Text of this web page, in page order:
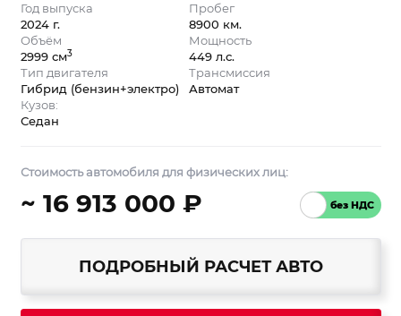
Год выпуска
2024 г.
Пробег
8900 км.
Объём
2999 см3
Мощность
449 л.с.
Тип двигателя
Гибрид (бензин+электро)
Трансмиссия
Автомат
Кузов:
Седан
Стоимость автомобиля для физических лиц:
~ 16 913 000 ₽
ПОДРОБНЫЙ РАСЧЕТ АВТО